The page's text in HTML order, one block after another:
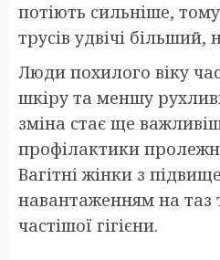
потіють сильніше,
трусів удвічі більший,
Люди похилого віку
шкіру та меншу
зміна стає ще
профілактики
Вагітні жінки з
навантаженням на таз
частішої гігієни.